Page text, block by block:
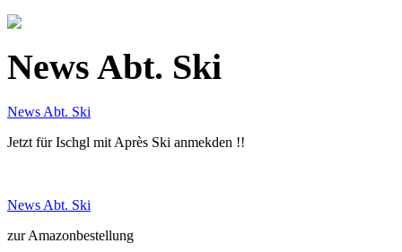
News Abt. Ski
News Abt. Ski
Jetzt für Ischgl mit Après Ski anmekden !!
News Abt. Ski
zur Amazonbestellung